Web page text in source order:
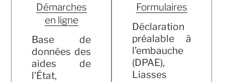
Démarches
en ligne
Base de
données des
aides de
l’État,
Formulaires
Déclaration
préalable à
l’embauche
(DPAE),
Liasses